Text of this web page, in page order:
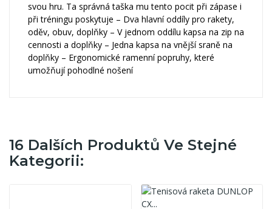
svou hru. Ta správná taška mu tento pocit při zápase i
při tréningu poskytuje – Dva hlavní oddíly pro rakety,
oděv, obuv, doplňky – V jednom oddílu kapsa na zip na
cennosti a doplňky – Jedna kapsa na vnější sraně na
doplňky – Ergonomické ramenní popruhy, které
umožňují pohodlné nošení
16 Dalších Produktů Ve Stejné
Kategorii: